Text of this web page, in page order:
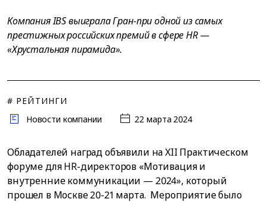
Компания IBS выиграла Гран-при одной из самых
престижных российских премий в сфере HR —
«Хрустальная пирамида».
# РЕЙТИНГИ
Новости компании
22 марта 2024
Обладателей наград объявили на XII Практическом
форуме для HR-директоров «Мотивация и
внутренние коммуникации — 2024», который
прошел в Москве 20-21 марта. Мероприятие было